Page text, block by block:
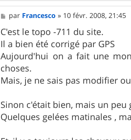
M
e
s
s
a
g
e
par Francesco » 10 févr. 2008, 21:45
C'est le topo -711 du site.
Il a bien été corrigé par GPS
Aujourd'hui on a fait une
choses.
Mais, je ne sais pas modifier
Sinon c'était bien, mais un
Quelques gelées matinales ,